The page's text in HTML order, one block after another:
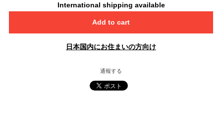
International shipping available
Add to cart
日本国内にお住まいの方向け
通報する